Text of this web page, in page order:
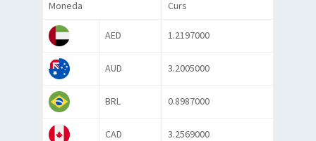
Moneda Curs
AED 1.2197000
AUD 3.2005000
BRL 0.8987000
CAD 3.2569000